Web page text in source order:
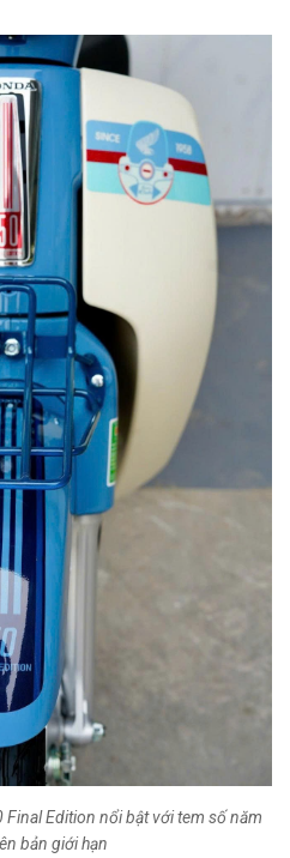
Edition nổi bật với tem số năm
bản giới hạn